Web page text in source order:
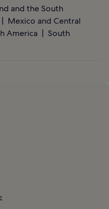
and the South
Mexico and Central
America
South